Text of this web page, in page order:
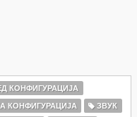
КОНФИГУРАЦИЈА
КОНФИГУРАЦИЈА
ЗВУК